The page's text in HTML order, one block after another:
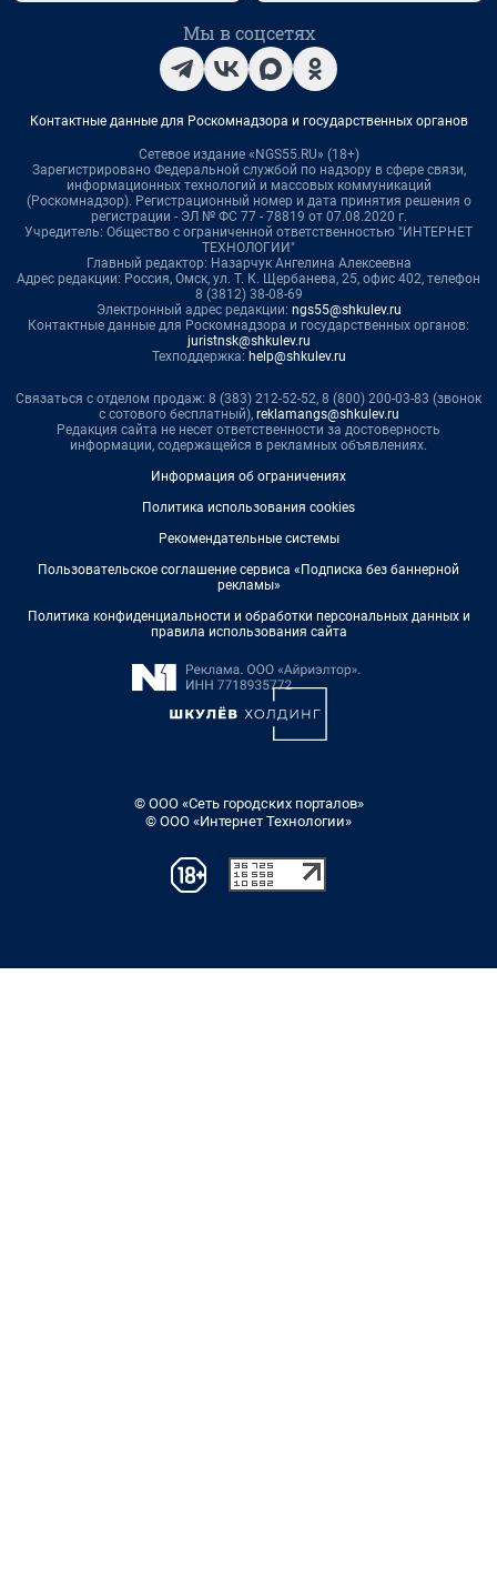
Мы в соцсетях
Контактные данные для Роскомнадзора и государственных органов
Сетевое издание «NGS55.RU» (18+)
Зарегистрировано Федеральной службой по надзору в сфере связи,
информационных технологий и массовых коммуникаций
(Роскомнадзор). Регистрационный номер и дата принятия решения о
регистрации - ЭЛ № ФС 77 - 78819 от 07.08.2020 г.
Учредитель: Общество с ограниченной ответственностью "ИНТЕРНЕТ
ТЕХНОЛОГИИ"
Главный редактор: Назарчук Ангелина Алексеевна
Адрес редакции: Россия, Омск, ул. Т. К. Щербанева, 25, офис 402, телефон
8 (3812) 38-08-69
Электронный адрес редакции: ngs55@shkulev.ru
Контактные данные для Роскомнадзора и государственных органов:
juristnsk@shkulev.ru
Техподдержка: help@shkulev.ru
Связаться с отделом продаж: 8 (383) 212-52-52, 8 (800) 200-03-83 (звонок
с сотового бесплатный), reklamangs@shkulev.ru
Редакция сайта не несет ответственности за достоверность
информации, содержащейся в рекламных объявлениях.
Информация об ограничениях
Политика использования cookies
Рекомендательные системы
Пользовательское соглашение сервиса «Подписка без баннерной
рекламы»
Политика конфиденциальности и обработки персональных данных и
правила использования сайта
© ООО «Сеть городских порталов»
© ООО «Интернет Технологии»